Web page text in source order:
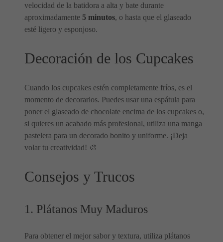
velocidad de la batidora a alta y bate durante
aproximadamente 5 minutos, o hasta que el glaseado
esté ligero y esponjoso.
Decoración de los Cupcakes
Cuando los cupcakes estén completamente fríos, es el
momento de decorarlos. Puedes usar una espátula para
poner el glaseado de chocolate encima de los cupcakes o,
si quieres un acabado más profesional, utiliza una manga
pastelera para un decorado bonito y uniforme. ¡Deja
volar tu creatividad! 🎨
Consejos y Trucos
1. Plátanos Muy Maduros
Para obtener el mejor sabor y textura, utiliza plátanos